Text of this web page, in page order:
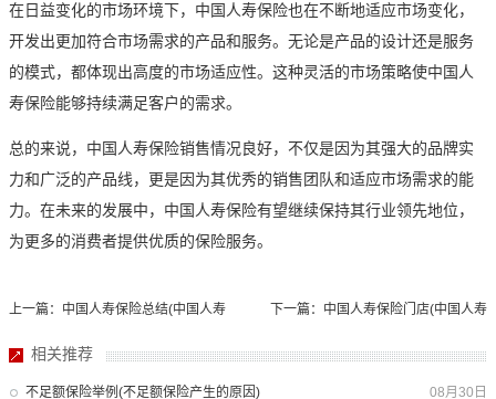
在日益变化的市场环境下，中国人寿保险也在不断地适应市场变化，
开发出更加符合市场需求的产品和服务。无论是产品的设计还是服务
的模式，都体现出高度的市场适应性。这种灵活的市场策略使中国人
寿保险能够持续满足客户的需求。
总的来说，中国人寿保险销售情况良好，不仅是因为其强大的品牌实
力和广泛的产品线，更是因为其优秀的销售团队和适应市场需求的能
力。在未来的发展中，中国人寿保险有望继续保持其行业领先地位，
为更多的消费者提供优质的保险服务。
上一篇：中国人寿保险总结(中国人寿 下一篇：中国人寿保险门店(中国人寿
相关推荐
08月30日
不足额保险举例(不足额保险产生的原因)